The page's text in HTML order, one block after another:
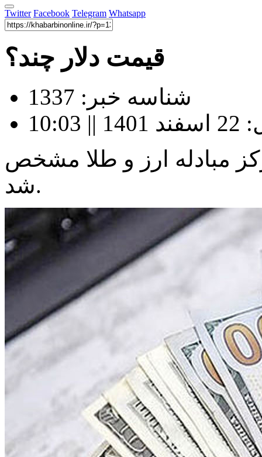
Twitter Facebook Telegram Whatsapp
قیمت دلار چند؟
شناسه خبر: 1337
مبادله ارز و طلا مشخص
شد.